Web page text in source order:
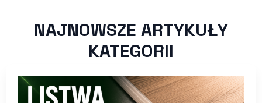
NAJNOWSZE ARTYKUŁY
KATEGORII